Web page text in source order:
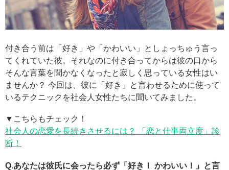
付き合う前は「好き」や「かわいい」としょっちゅう言っ
てくれていた彼。それなのに付き合ってからは彼の口から
そんな言葉を聞かなくなったと寂しく思っている女性はい
ませんか？ 今回は、彼に「好き」と言わせるために使って
いるテクニックを社会人女性たちに聞いてみました。
▼こちらもチェック！
社会人の恋愛を長続きさせるには？ 「恋と仕事両立度」診
断！
Q.あなたは彼氏に会ったら必ず「好き！ かわいい！」と言